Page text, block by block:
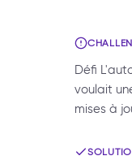
Défi
voulait
mises à